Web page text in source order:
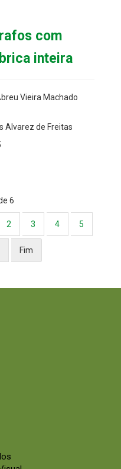
com
inteira
Vieira Machado
Alvarez de Freitas
6
2 3 4 5
Fim